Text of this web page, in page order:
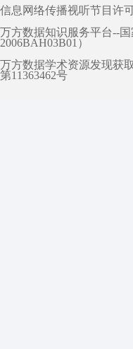
信息网络传播视听节目许
万方数据知识服务平台--
2006BAH03B01）
万方数据学术资源发现获
第11363462号